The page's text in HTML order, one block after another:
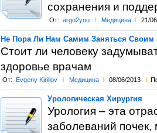
сохранения и
От: argo2you l Медицина l 21/
Не Пора Ли Нам Самим Заняться
Стоит ли человеку
здоровье врачам
От: Evgeny Kirillov l Медицина l 08/06/2013 l
Урологическая Хирургия
Урология – эта
заболеваний